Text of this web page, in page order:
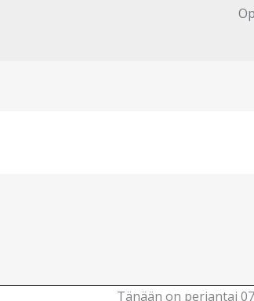
Tänään on perjantai